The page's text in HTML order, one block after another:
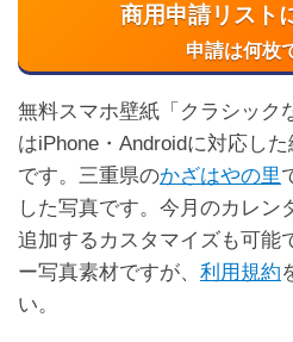
商用申請リスト
申請は何枚
無料スマホ壁紙「クラシック
はiPhone・Androidに対応し
です。三重県のかざはやの里
した写真です。今月のカレン
追加するカスタマイズも可能
ー写真素材ですが、 利用規約
い。